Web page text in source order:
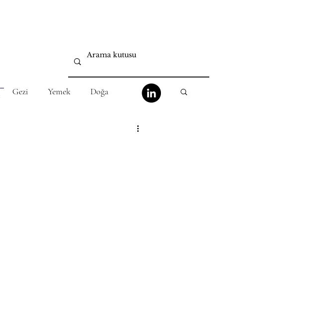
Gezi Yemek Doğa
Mistisizm